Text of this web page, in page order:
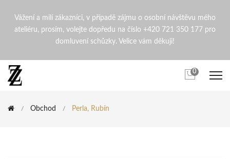
Perla, Rubín | ZdenaZingopi
Vážení a milí zákazníci, v případě zájmu o osobní návštěvu mého
ateliéru, prosím, volejte dopředu na číslo +420 721 350 177 pro
domluvení schůzky. Velice vám děkuji!
0
Obchod Perla, Rubín